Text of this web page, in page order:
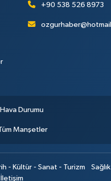
+90 538 526 8973
Hava Durumu
Manşetler
- Kültür - Sanat - Turizm Sağlık
İletişim